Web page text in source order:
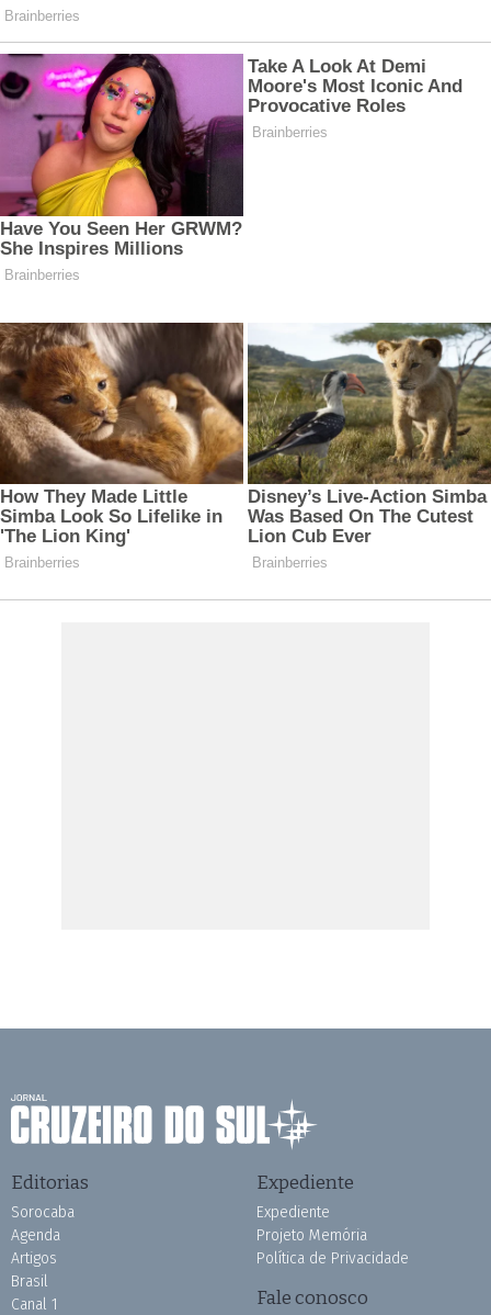
Editorias
Sorocaba
Agenda
Artigos
Brasil
Canal 1
Expediente
Expediente
Projeto Memória
Política de Privacidade
Fale conosco